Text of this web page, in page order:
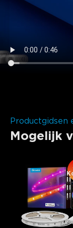
Productgidsen
Mogelijk